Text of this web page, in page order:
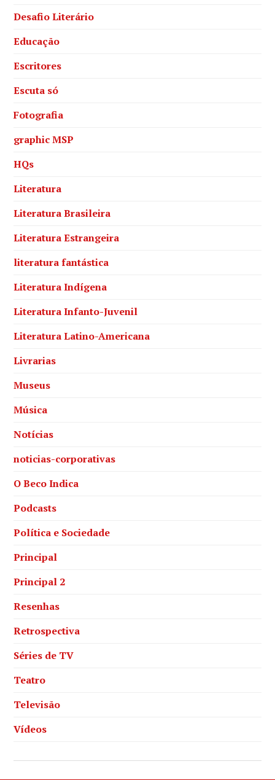
Desafio Literário
Educação
Escritores
Escuta só
Fotografia
graphic MSP
HQs
Literatura
Literatura Brasileira
Literatura Estrangeira
literatura fantástica
Literatura Indígena
Literatura Infanto-Juvenil
Literatura Latino-Americana
Livrarias
Museus
Música
Notícias
noticias-corporativas
O Beco Indica
Podcasts
Política e Sociedade
Principal
Principal 2
Resenhas
Retrospectiva
Séries de TV
Teatro
Televisão
Vídeos